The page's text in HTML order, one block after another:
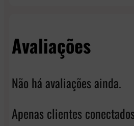
Avaliações
Não há avaliações ainda.
Apenas clientes